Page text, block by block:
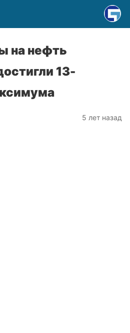
на нефть
13-
5 лет назад